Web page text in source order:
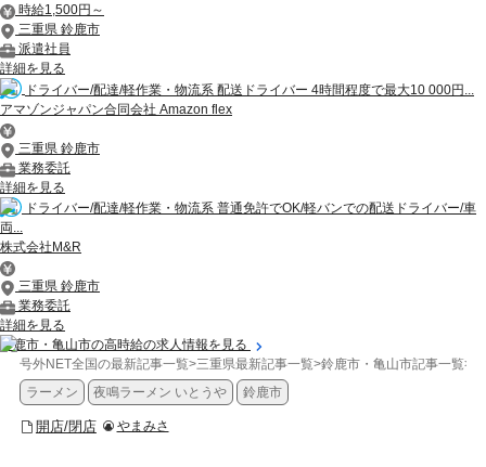
時給1,500円～
三重県 鈴鹿市
派遣社員
詳細を見る
ドライバー/配達/軽作業・物流系 配送ドライバー 4時間程度で最大10 000円...
アマゾンジャパン合同会社 Amazon flex
三重県 鈴鹿市
業務委託
詳細を見る
ドライバー/配達/軽作業・物流系 普通免許でOK/軽バンでの配送ドライバー/車
両...
株式会社M&R
三重県 鈴鹿市
業務委託
詳細を見る
鈴鹿市・亀山市の高時給の求人情報を見る
号外NET全国の最新記事一覧>三重県最新記事一覧>鈴鹿市・亀山市記事一覧>
ラーメン
夜鳴ラーメン いとうや 鈴鹿市
開店/閉店 やまみさ